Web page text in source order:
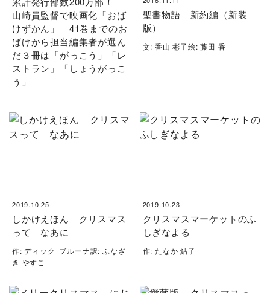
山崎貴監督で映画化「おば
けずかん」 41巻までのお
ばけから担当編集者が選ん
だ３冊は「がっこう」「レ
ストラン」「しょうがっこ
う」
聖書物語 新約編（新装
版）
文: 香山 彬子絵: 藤田 香
2019.10.25
しかけえほん クリスマス
って なあに
作: ディック･ブルーナ訳: ふなざ
き やすこ
2019.10.23
クリスマスマーケットのふ
しぎなよる
作: たなか 鮎子